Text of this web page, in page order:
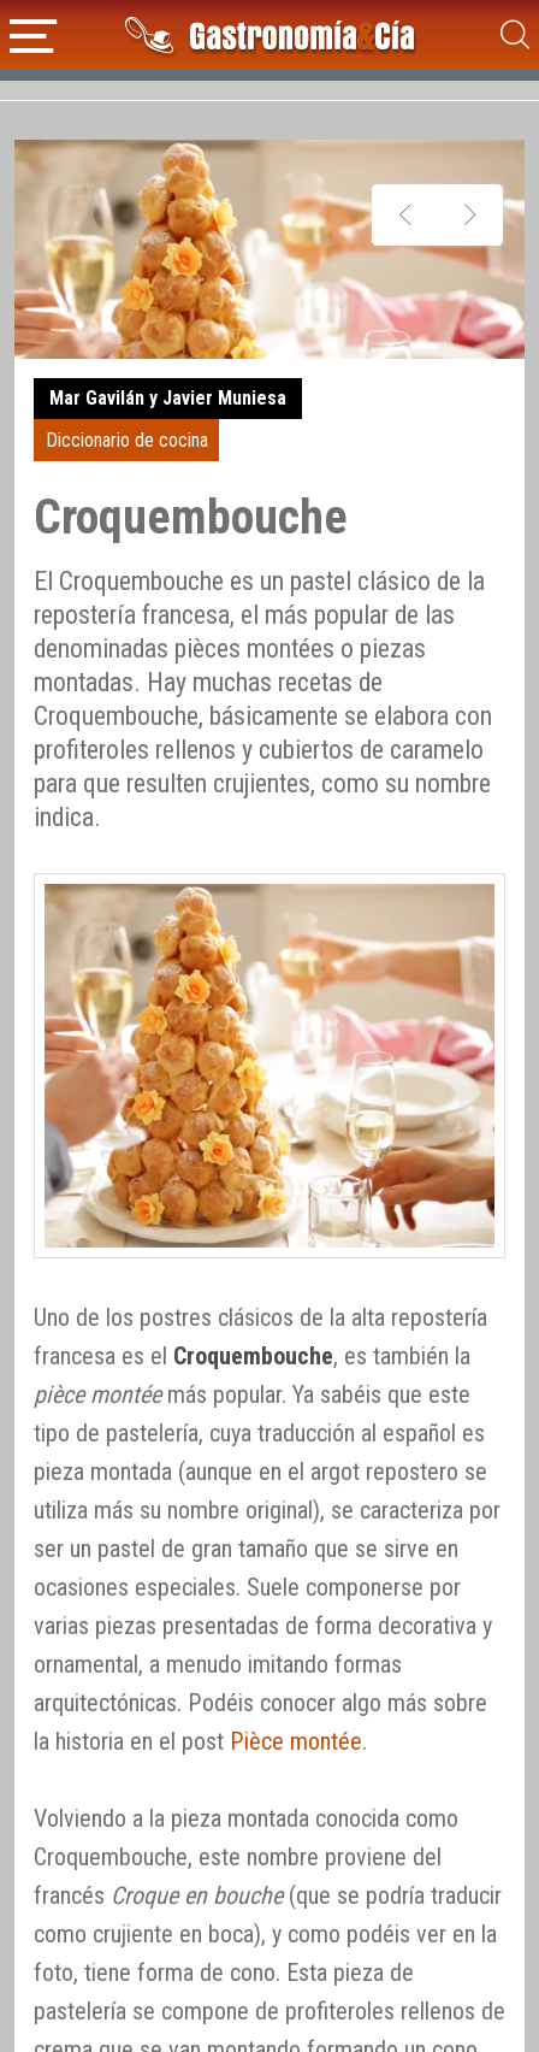
Mar Gavilán y Javier Muniesa
Diccionario de cocina
Croquembouche
El Croquembouche es un pastel clásico de la
repostería francesa, el más popular de las
denominadas pièces montées o piezas
montadas. Hay muchas recetas de
Croquembouche, básicamente se elabora con
profiteroles rellenos y cubiertos de caramelo
para que resulten crujientes, como su nombre
indica.
Uno de los postres clásicos de la alta repostería
francesa es el Croquembouche, es también la
pièce montéemás popular. Ya sabéis que este
tipo de pastelería, cuya traducción al español es
pieza montada (aunque en el argot repostero se
utiliza más su nombre original), se caracteriza por
ser un pastel de gran tamaño que se sirve en
ocasiones especiales. Suele componerse por
varias piezas presentadas de forma decorativa y
ornamental, a menudo imitando formas
arquitectónicas. Podéis conocer algo más sobre
la historia en el post Pièce montée.
Volviendo a la pieza montada conocida como
Croquembouche, este nombre proviene del
francés Croque en bouche(que se podría traducir
como crujiente en boca), y como podéis ver en la
foto, tiene forma de cono. Esta pieza de
pastelería se compone de profiteroles rellenos de